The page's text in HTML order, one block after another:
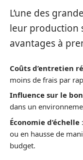
L’une des
leur production
avantages à
Coûts d’entretien
moins de frais par
Influence sur le
dans un
Économie d’échelle
ou en hausse de
budget.